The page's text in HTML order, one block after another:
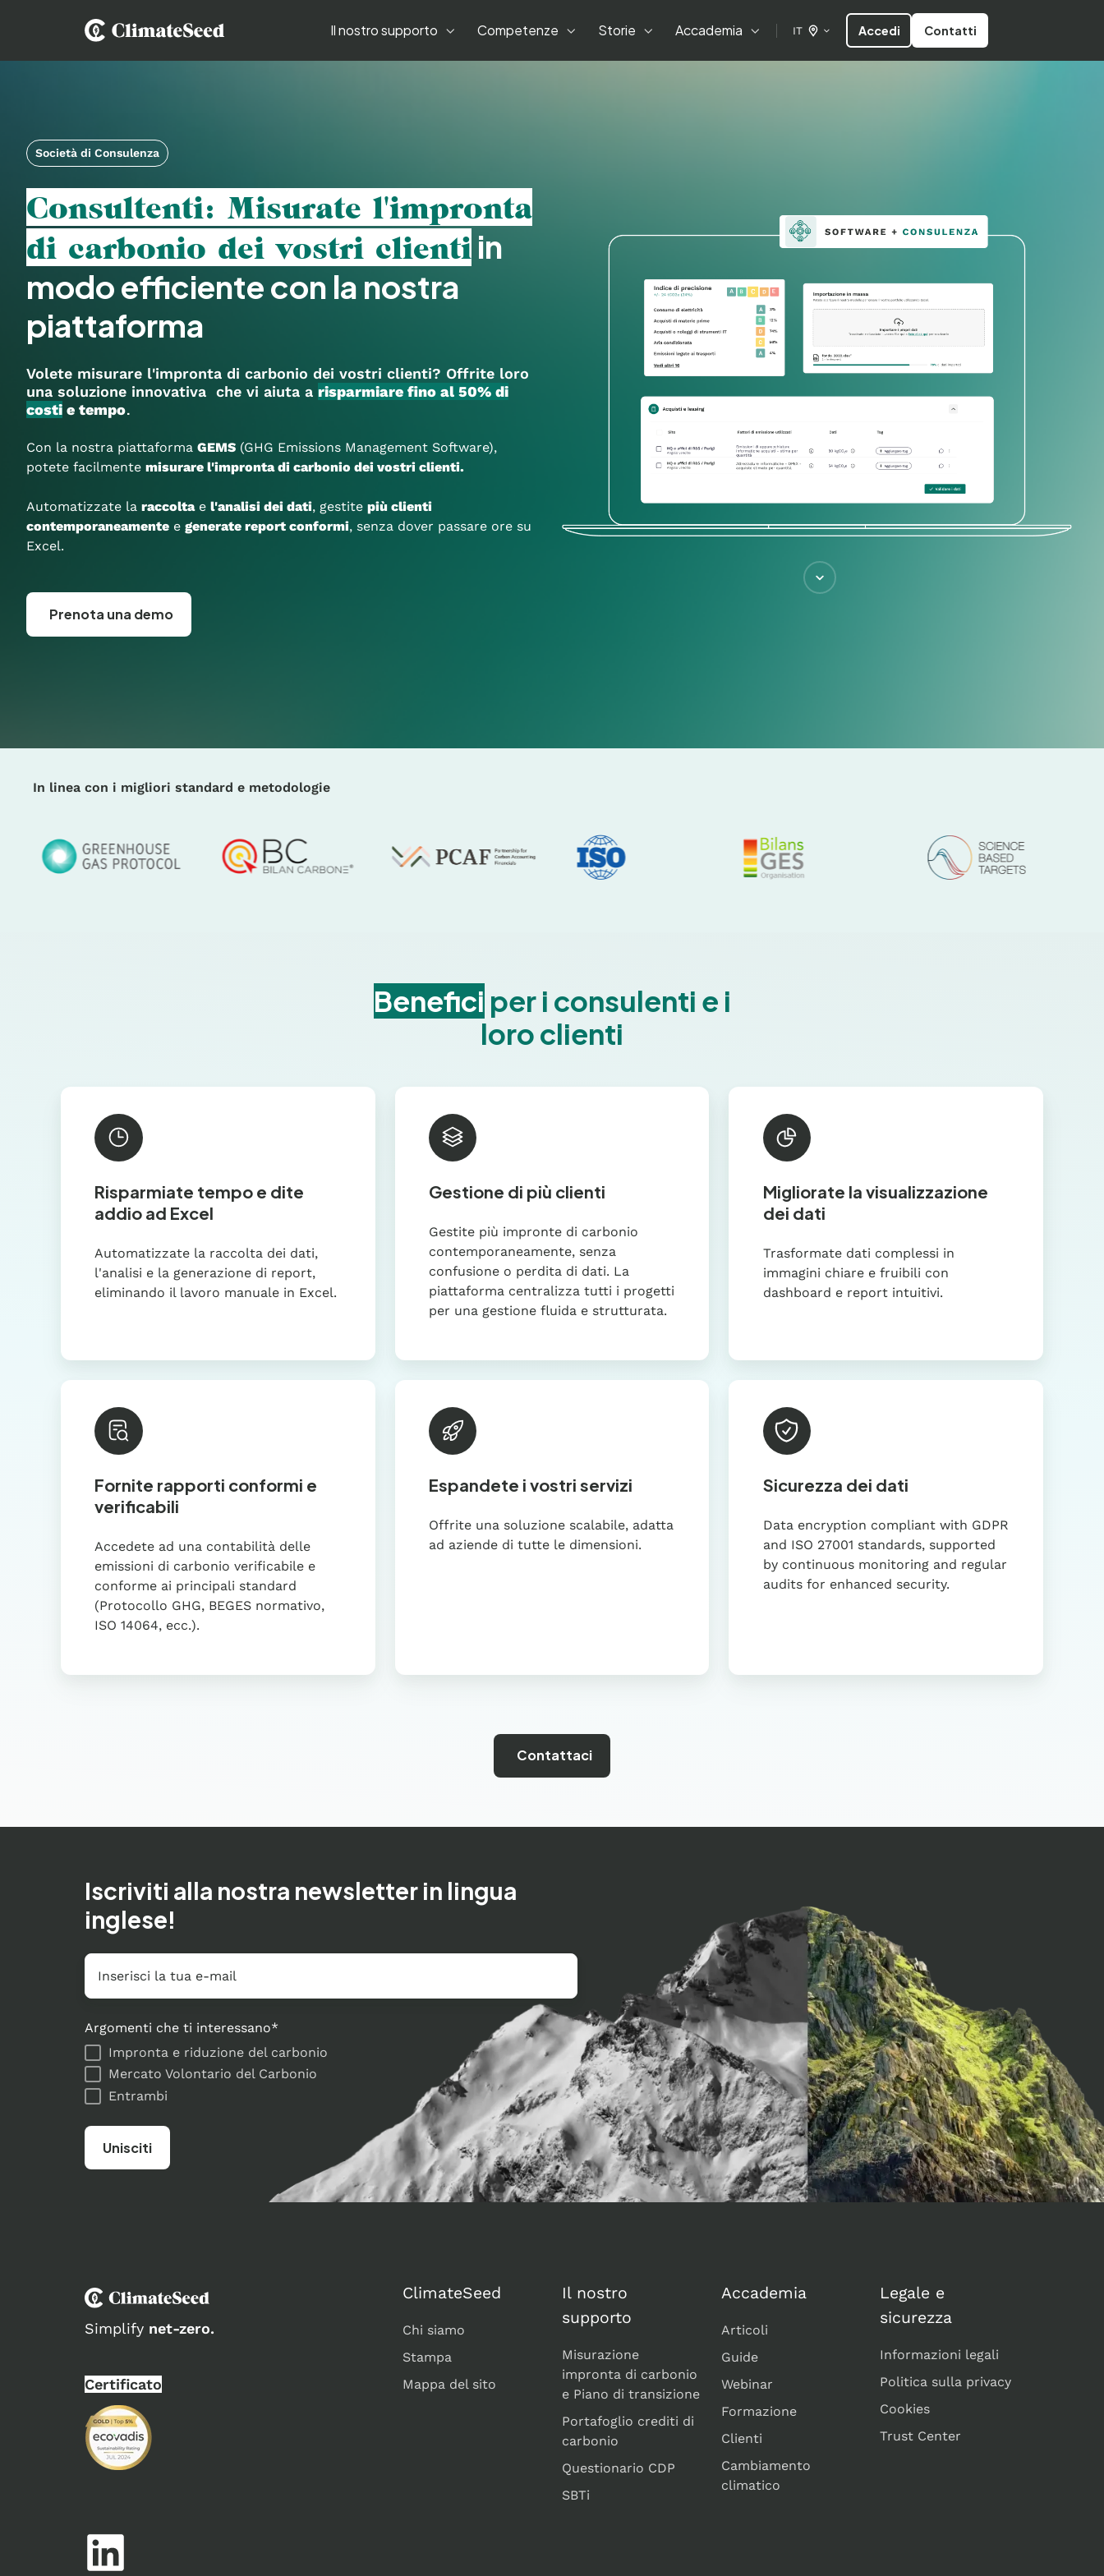
Il nostro supporto Competenze Storie Accademia IT Accedi Contatti
Società di Consulenza
Consultenti: Misurate l'impronta
di carbonio dei vostri clientiin
modo efficiente con la nostra
piattaforma
Volete misurare l'impronta di carbonio dei vostri clienti? Offrite loro
una soluzione innovativa che vi aiuta a risparmiare fino al 50% di
costi e tempo.
Con la nostra piattaforma GEMS (GHG Emissions Management Software),
potete facilmente misurare l'impronta di carbonio dei vostri clienti.
Automatizzate la raccoltae l'analisi dei dati, gestite più clienti
contemporaneamente e generate report conformi, senza dover passare ore su
Excel.
Prenota una demo
Scroll
In linea con i migliori standard e metodologie
Benefici per i consulenti e i
loro clienti
Risparmiate tempo e dite
addio ad Excel
Automatizzate la raccolta dei dati,
l'analisi e la generazione di report,
eliminando il lavoro manuale in Excel.
Gestione di più clienti
Gestite più impronte di carbonio
contemporaneamente, senza
confusione o perdita di dati. La
piattaforma centralizza tutti i progetti
per una gestione fluida e strutturata.
Migliorate la visualizzazione
dei dati
Trasformate dati complessi in
immagini chiare e fruibili con
dashboard e report intuitivi.
Fornite rapporti conformi e
verificabili
Accedete ad una contabilità delle
emissioni di carbonio verificabile e
conforme ai principali standard
(Protocollo GHG, BEGES normativo,
ISO 14064, ecc.).
Espandete i vostri servizi
Offrite una soluzione scalabile, adatta
ad aziende di tutte le dimensioni.
Sicurezza dei dati
Data encryption compliant with GDPR
and ISO 27001 standards, supported
by continuous monitoring and regular
audits for enhanced security.
Contattaci
Iscriviti alla nostra newsletter in lingua
inglese!
E-
mail*
Argomenti che ti interessano*
Impronta e riduzione del carbonio
Mercato Volontario del Carbonio
Entrambi
Simplify net-zero.
Certificato
ClimateSeed
Chi siamo
Stampa
Mappa del sito
Il nostro
supporto
Misurazione
impronta di carbonio
e Piano di transizione
Portafoglio crediti di
carbonio
Questionario CDP
SBTi
Accademia
Articoli
Guide
Webinar
Formazione
Clienti
Cambiamento
climatico
Legale e
sicurezza
Informazioni legali
Politica sulla privacy
Cookies
Trust Center